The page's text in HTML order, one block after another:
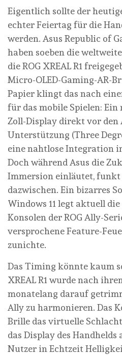
Eigentlich sollte der
echter Feiertag für die
werden. Asus Republic of
haben soeben die
die ROG XREAL R1
Micro-OLED-Gaming-AR-
Papier klingt das nach
für das mobile Spielen: Ein
Zoll-Display direkt vor den
Unterstützung (Three
eine nahtlose Integration
Doch während Asus die
Immersion einläutet,
dazwischen. Ein bizarres
Windows 11 legt aktuell
Konsolen der ROG Ally-
versprochene Feature-
zunichte.
Das Timing könnte kaum
XREAL R1 wurde nach
monatelang darauf
Ally zu harmonieren. Das
Brille das virtuelle
das Display des
Nutzer in Echtzeit